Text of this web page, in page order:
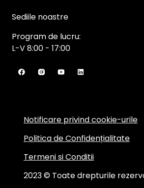
Sediile noastre
Program de lucru:
L-V 8:00 - 17:00
2023 © Toate drepturile
Notificare privind cookie-urile
Politica de Confidențialitate
Termeni si Conditii